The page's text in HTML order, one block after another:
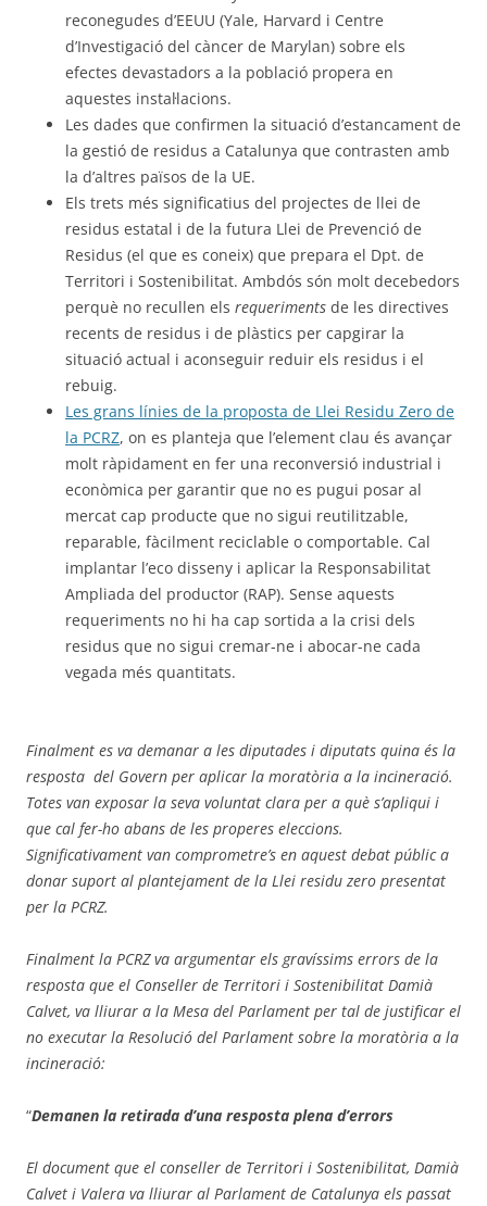
reconegudes d’EEUU (Yale, Harvard i Centre
d’Investigació del càncer de Marylan) sobre els
efectes devastadors a la població propera en
aquestes instal·lacions.
Les dades que confirmen la situació d’estancament de
la gestió de residus a Catalunya que contrasten amb
la d’altres països de la UE.
Els trets més significatius del projectes de llei de
residus estatal i de la futura Llei de Prevenció de
Residus (el que es coneix) que prepara el Dpt. de
Territori i Sostenibilitat. Ambdós són molt decebedors
perquè no recullen els requeriments de les directives
recents de residus i de plàstics per capgirar la
situació actual i aconseguir reduir els residus i el
rebuig.
Les grans línies de la proposta de Llei Residu Zero de
la PCRZ, on es planteja que l’element clau és avançar
molt ràpidament en fer una reconversió industrial i
econòmica per garantir que no es pugui posar al
mercat cap producte que no sigui reutilitzable,
reparable, fàcilment reciclable o comportable. Cal
implantar l’eco disseny i aplicar la Responsabilitat
Ampliada del productor (RAP). Sense aquests
requeriments no hi ha cap sortida a la crisi dels
residus que no sigui cremar-ne i abocar-ne cada
vegada més quantitats.
Finalment es va demanar a les diputades i diputats quina és la
resposta del Govern per aplicar la moratòria a la incineració.
Totes van exposar la seva voluntat clara per a què s’apliqui i
que cal fer-ho abans de les properes eleccions.
Significativament van comprometre’s en aquest debat públic a
donar suport al plantejament de la Llei residu zero presentat
per la PCRZ.
Finalment la PCRZ va argumentar els gravíssims errors de la
resposta que el Conseller de Territori i Sostenibilitat Damià
Calvet, va lliurar a la Mesa del Parlament per tal de justificar el
no executar la Resolució del Parlament sobre la moratòria a la
incineració:
“Demanen la retirada d’una resposta plena d’errors
El document que el conseller de Territori i Sostenibilitat, Damià
Calvet i Valera va lliurar al Parlament de Catalunya els passat